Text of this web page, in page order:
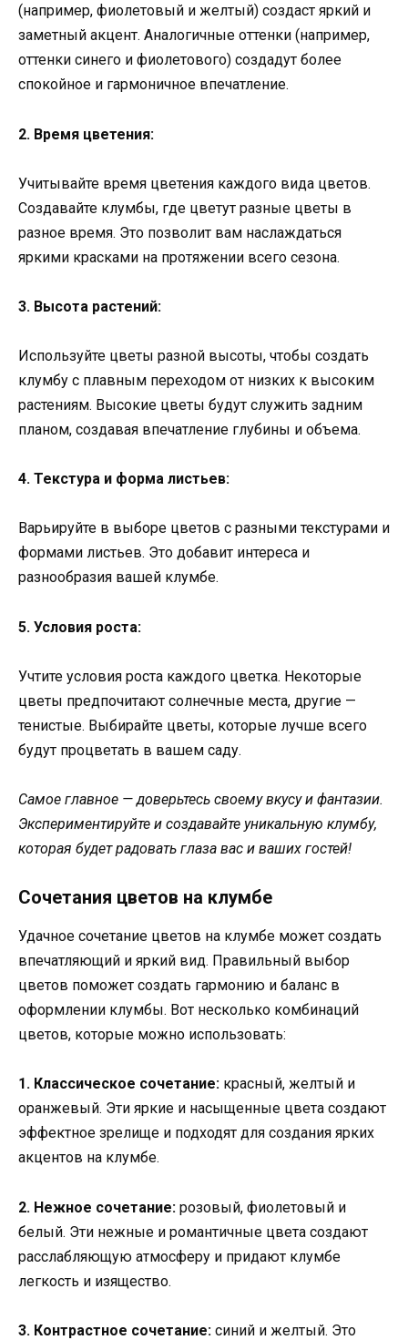
(например, фиолетовый и желтый) создаст яркий и
заметный акцент. Аналогичные оттенки (например,
оттенки синего и фиолетового) создадут более
спокойное и гармоничное впечатление.
2. Время цветения:
Учитывайте время цветения каждого вида цветов.
Создавайте клумбы, где цветут разные цветы в
разное время. Это позволит вам наслаждаться
яркими красками на протяжении всего сезона.
3. Высота растений:
Используйте цветы разной высоты, чтобы создать
клумбу с плавным переходом от низких к высоким
растениям. Высокие цветы будут служить задним
планом, создавая впечатление глубины и объема.
4. Текстура и форма листьев:
Варьируйте в выборе цветов с разными текстурами и
формами листьев. Это добавит интереса и
разнообразия вашей клумбе.
5. Условия роста:
Учтите условия роста каждого цветка. Некоторые
цветы предпочитают солнечные места, другие —
тенистые. Выбирайте цветы, которые лучше всего
будут процветать в вашем саду.
Самое главное — доверьтесь своему вкусу и фантазии.
Экспериментируйте и создавайте уникальную клумбу,
которая будет радовать глаза вас и ваших гостей!
Сочетания цветов на клумбе
Удачное сочетание цветов на клумбе может создать
впечатляющий и яркий вид. Правильный выбор
цветов поможет создать гармонию и баланс в
оформлении клумбы. Вот несколько комбинаций
цветов, которые можно использовать:
1. Классическое сочетание: красный, желтый и
оранжевый. Эти яркие и насыщенные цвета создают
эффектное зрелище и подходят для создания ярких
акцентов на клумбе.
2. Нежное сочетание: розовый, фиолетовый и
белый. Эти нежные и романтичные цвета создают
расслабляющую атмосферу и придают клумбе
легкость и изящество.
3. Контрастное сочетание: синий и желтый. Это